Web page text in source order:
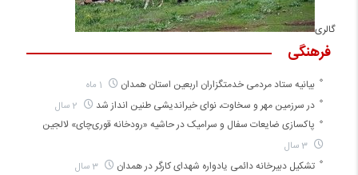
گالری
فرهنگی
بیانیه ستاد مردمی خدمتگزاران اربعین استان همدان
در سرزمین مهر و سخاوت، نوای خیراندیشی طنین انداز شد
پاکسازی ضایعات سفال و سرامیک در حاشیه «رودخانه قوری‌چای» لالجین
3 سال
تشکیل دبیرخانه دائمی یادواره شهدای کارگر در همدان 3 سال